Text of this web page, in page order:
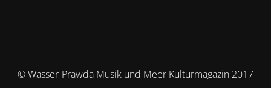
© Wasser-Prawda Musik und Meer Kulturmagazin 2017